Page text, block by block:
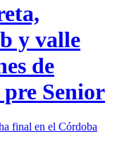
y valle
de
Senior